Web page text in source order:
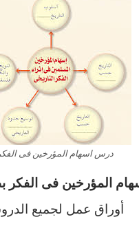
درس اسهام المؤرخين فى الفكر
المؤرخين فى الفكر
أوراق عمل لجميع